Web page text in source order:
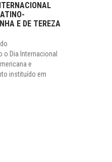
E DE TEREZA
Dia Internacional
e
instituído em